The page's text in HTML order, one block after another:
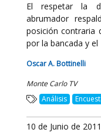
El respetar la
abrumador
posición contraria
por la bancada y el
Oscar A. Bottinelli
Monte Carlo TV
Análisis
10 de Junio de 2011